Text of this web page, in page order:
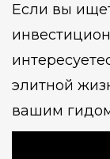
Если вы
элитной
вашим гидом